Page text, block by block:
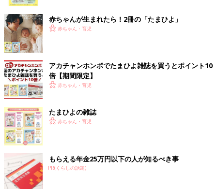
出典：Instagramアカウント「rin_mama_gram」
りんママさんは、ブルーと赤のストライプレギンスを購入。
クロ
のレギンスは無地をえらびがちだったそうですが、こちらの
赤ちゃんが生まれたら！2冊の「たまひよ」
赤ちゃん・育児
アカチャンホンポでたまひよ雑誌を買うとポイント10
倍【期間限定】
赤ちゃん・育児
たまひよの雑誌
赤ちゃん・育児
もらえる年金25万円以下の人が知るべき事
PR(くらしの話題)